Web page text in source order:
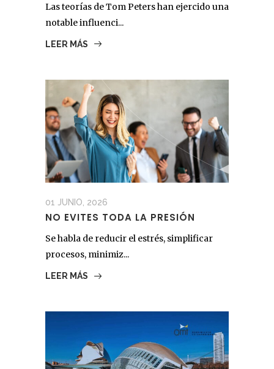
Las teorías de Tom Peters han ejercido una
notable influenci...
LEER MÁS
01 JUNIO, 2026
NO EVITES TODA LA PRESIÓN
Se habla de reducir el estrés, simplificar
procesos, minimiz...
LEER MÁS